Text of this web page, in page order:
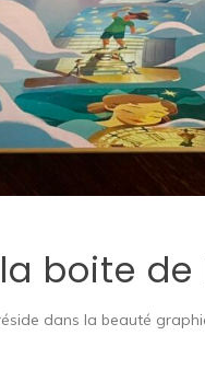
boite de
dans la beauté